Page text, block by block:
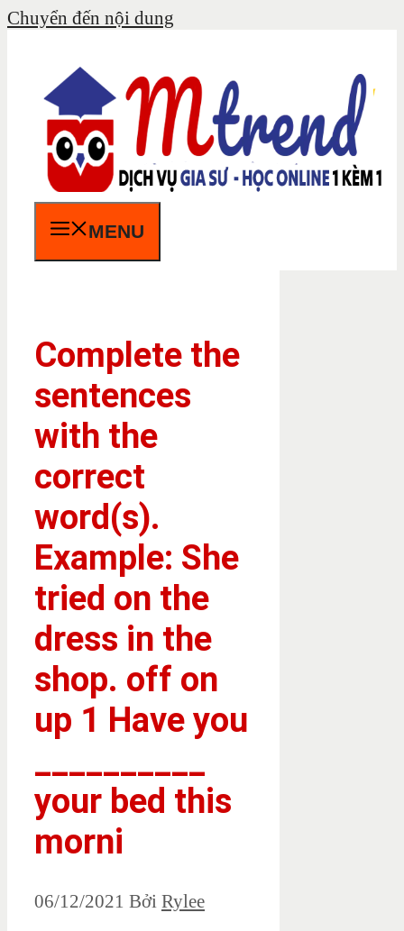
Chuyển đến nội dung
MENU
Complete the
sentences
with the
correct
word(s).
Example: She
tried on the
dress in the
shop. off on
up 1 Have you
your bed this
morni
06/12/2021 Bởi Rylee